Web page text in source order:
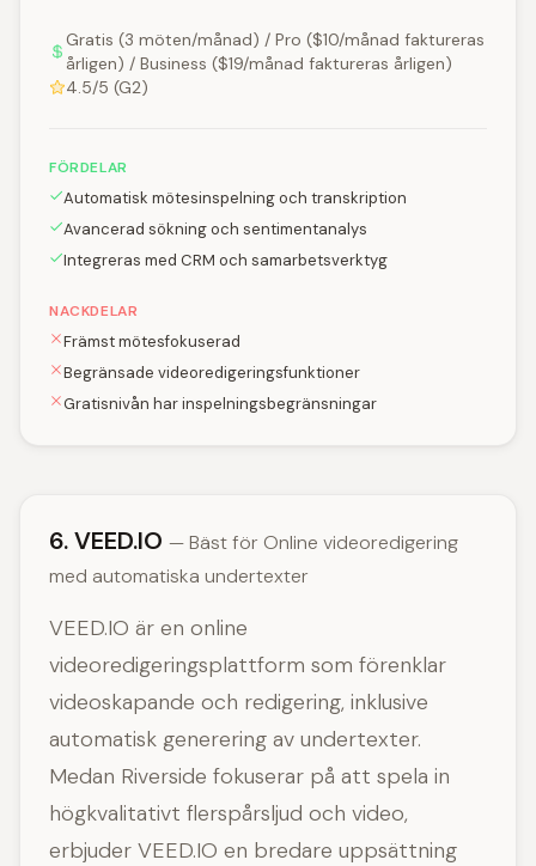
Gratis (3 möten/månad) / Pro ($10/månad faktureras
årligen) / Business ($19/månad faktureras årligen)
4.5/5 (G2)
FÖRDELAR
Automatisk mötesinspelning och transkription
Avancerad sökning och sentimentanalys
Integreras med CRM och samarbetsverktyg
NACKDELAR
Främst mötesfokuserad
Begränsade videoredigeringsfunktioner
Gratisnivån har inspelningsbegränsningar
6. VEED.IO — Bäst för Online videoredigering
med automatiska undertexter
VEED.IO är en online
videoredigeringsplattform som förenklar
videoskapande och redigering, inklusive
automatisk generering av undertexter.
Medan Riverside fokuserar på att spela in
högkvalitativt flerspårsljud och video,
erbjuder VEED.IO en bredare uppsättning